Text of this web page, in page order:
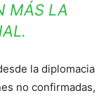
MÁS LA
la diplomacia
no confirmadas,